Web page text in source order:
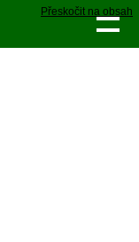
Přeskočit na obsah